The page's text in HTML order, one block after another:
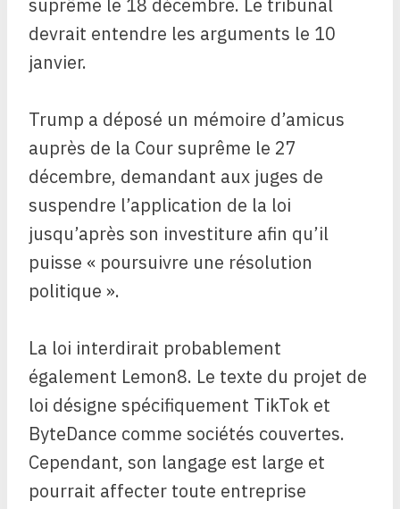
suprême le 18 décembre. Le tribunal
devrait entendre les arguments le 10
janvier.
Trump a déposé un mémoire d’amicus
auprès de la Cour suprême le 27
décembre, demandant aux juges de
suspendre l’application de la loi
jusqu’après son investiture afin qu’il
puisse « poursuivre une résolution
politique ».
La loi interdirait probablement
également Lemon8. Le texte du projet de
loi désigne spécifiquement TikTok et
ByteDance comme sociétés couvertes.
Cependant, son langage est large et
pourrait affecter toute entreprise